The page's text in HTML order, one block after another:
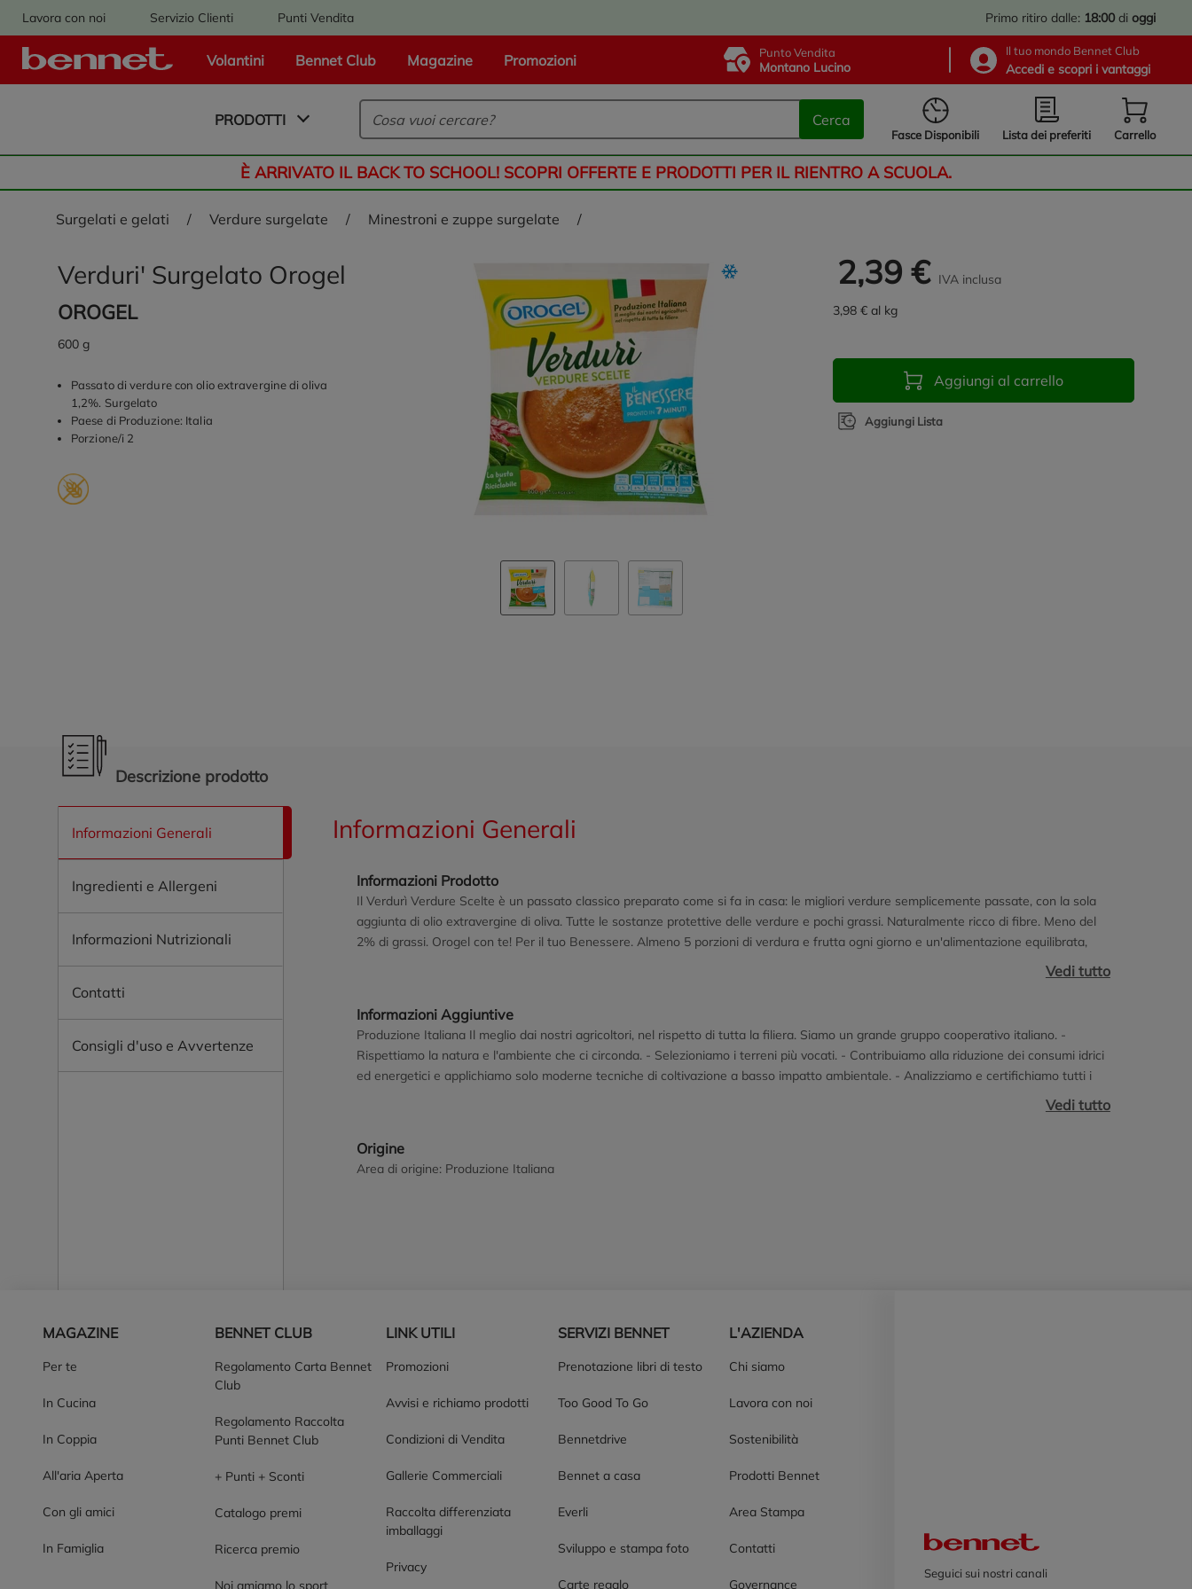
Lavora con noi Servizio Clienti Punti Vendita Primo ritiro dalle: 18:00 di oggi
Volantini Bennet Club Magazine Promozioni Punto Vendita
Montano Lucino
Il tuo mondo Bennet Club
Accedi e scopri i vantaggi
Logo Bennet - Torna alla homepage
PRODOTTI Cerca
Fasce Disponibili Lista dei preferiti Carrello
È ARRIVATO IL BACK TO SCHOOL! SCOPRI OFFERTE E PRODOTTI PER IL RIENTRO A SCUOLA.
surgelati e gelati / verdure surgelate / minestroni e zuppe surgelate /
Verduri' Surgelato Orogel
OROGEL
600 g
Passato di verdure con olio extravergine di oliva
1,2%. Surgelato
Paese di Produzione: Italia
Porzione/i 2
2,39 € IVA inclusa
3,98 € al kg
Aggiungi al carrello
Aggiungi Lista
Descrizione prodotto
Informazioni Generali
Ingredienti e Allergeni
Informazioni Nutrizionali
Contatti
Consigli d'uso e Avvertenze
Informazioni Generali
Informazioni Prodotto
Il Verdurì Verdure Scelte è un passato classico preparato come si fa in casa: le migliori verdure semplicemente passate, con la sola
aggiunta di olio extravergine di oliva. Tutte le sostanze protettive delle verdure e pochi grassi. Naturalmente ricco di fibre. Meno del
2% di grassi. Orogel con te! Per il tuo Benessere. Almeno 5 porzioni di verdura e frutta ogni giorno e un'alimentazione equilibrata,
forniscono al tuo organismo tanti principi nutritivi e protettivi tipici dei vegetali. Insieme ad una vita sana e attiva, sono fondamentali
per un buono stato di salute. Orogel è alla costante ricerca delle scelte più sostenibili Questa busta è già di dimensioni e spessore
plastica Il suo riciclo darà vita a nuovi oggetti
Vedi tutto
Informazioni Aggiuntive
Produzione Italiana Il meglio dai nostri agricoltori, nel rispetto di tutta la filiera. Siamo un grande gruppo cooperativo italiano. -
Rispettiamo la natura e l'ambiente che ci circonda. - Selezioniamo i terreni più vocati. - Contribuiamo alla riduzione dei consumi idrici
ed energetici e applichiamo solo moderne tecniche di coltivazione a basso impatto ambientale. - Analizziamo e certifichiamo tutti i
Vedi tutto
Origine
Area di origine: Produzione Italiana
MAGAZINE
Per te
In Cucina
In Coppia
All'aria Aperta
Con gli amici
In Famiglia
BENNET CLUB
Regolamento Carta Bennet
Club
Regolamento Raccolta
Punti Bennet Club
+ Punti + Sconti
Catalogo premi
Ricerca premio
Noi amiamo lo sport
LINK UTILI
Promozioni
Avvisi e richiamo prodotti
Condizioni di Vendita
Gallerie Commerciali
Raccolta differenziata
imballaggi
Privacy
SERVIZI BENNET
Prenotazione libri di testo
Too Good To Go
Bennetdrive
Bennet a casa
Everli
Sviluppo e stampa foto
Carte regalo
L'AZIENDA
Chi siamo
Lavora con noi
Sostenibilità
Prodotti Bennet
Area Stampa
Contatti
Governance
Seguici sui nostri canali